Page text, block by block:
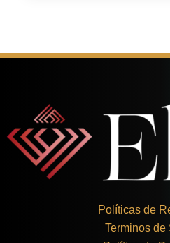
Políticas de
Terminos de